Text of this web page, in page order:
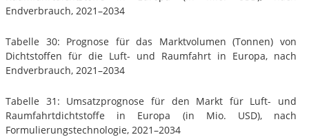
Endverbrauch, 2021–2034
Tabelle 30: Prognose für das Marktvolumen (Tonnen) von
Dichtstoffen für die Luft- und Raumfahrt in Europa, nach
Endverbrauch, 2021–2034
Tabelle 31: Umsatzprognose für den Markt für Luft- und
Raumfahrtdichtstoffe in Europa (in Mio. USD), nach
Formulierungstechnologie, 2021–2034